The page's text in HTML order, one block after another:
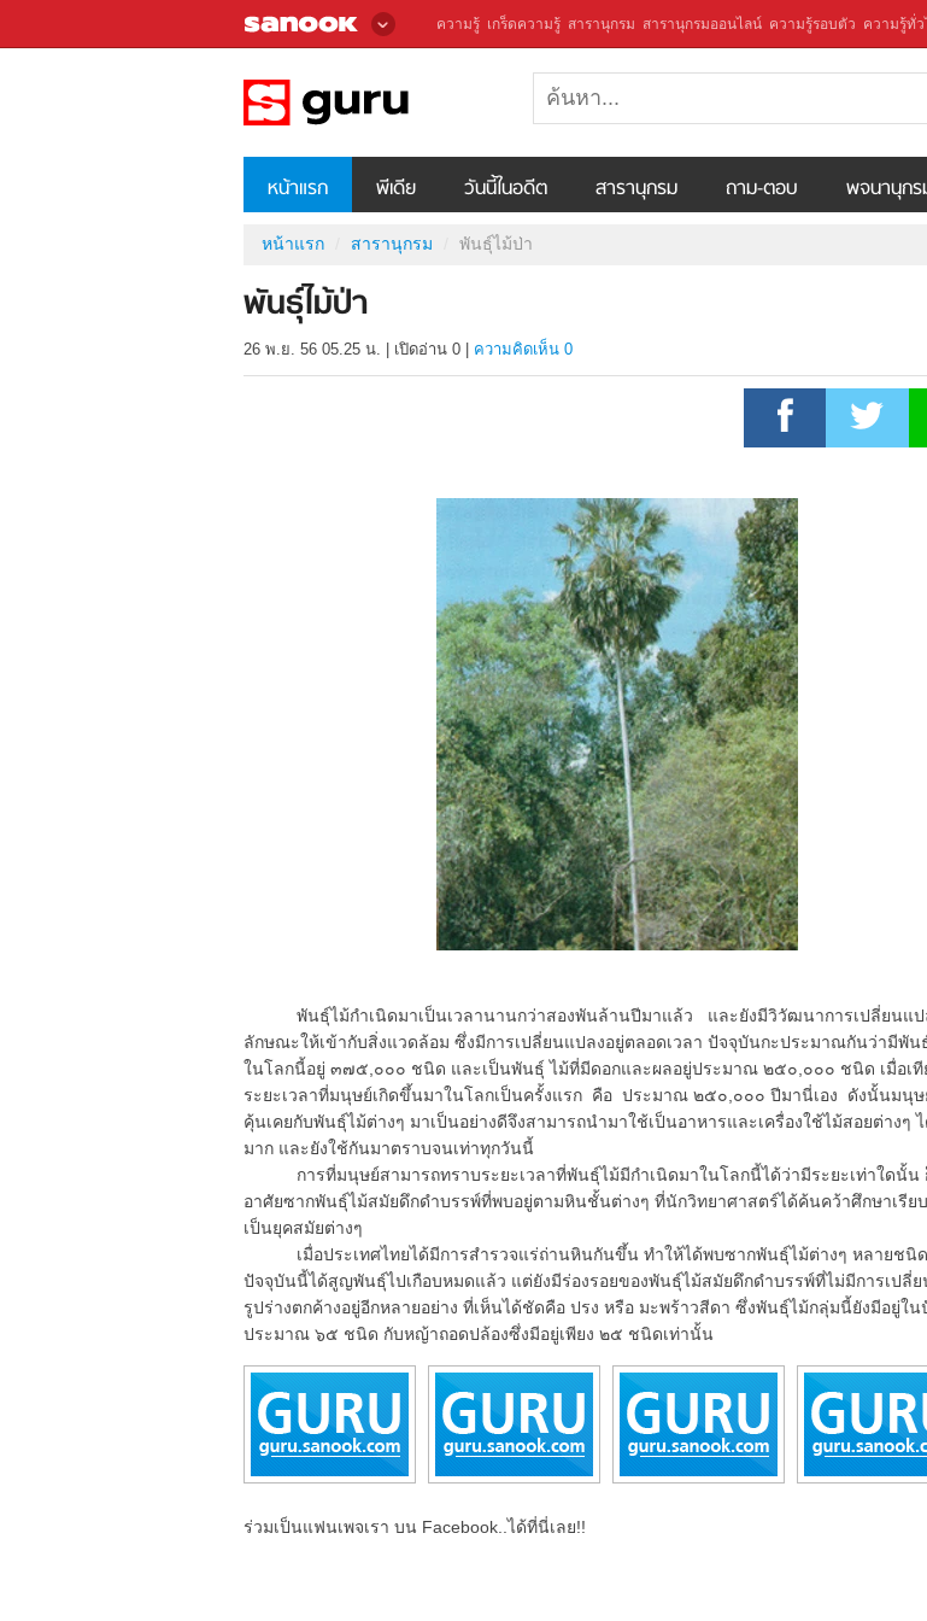
ความรู้ เกร็ดความรู้ สารานุกรม สารานุกรมออนไลน์ ความรู้รอบตัว ความรู้ทั่ว
หน้าแรก พีเดีย วันนี้ในอดีต สารานุกรม ถาม-ตอบ พจนานุก
หน้าแรก สารานุกรม พันธุ์ไม้ป่า
พันธุ์ไม้ป่า
26 พ.ย. 56 05.25 น. เปิดอ่าน 0 ความคิดเห็น 0
พันธุ์ไม้กำเนิดมาเป็นเวลานานกว่าสองพันล้านปีมาแล้ว และยังมีวิวัฒนาการเปลี่ยนแป
ลักษณะให้เข้ากับสิ่งแวดล้อม ซึ่งมีการเปลี่ยนแปลงอยู่ตลอดเวลา ปัจจุบันกะประมาณกันว่ามีพัน
ในโลกนี้อยู่ ๓๗๕,๐๐๐ ชนิด และเป็นพันธุ์ ไม้ที่มีดอกและผลอยู่ประมาณ ๒๕๐,๐๐๐ ชนิด เมื่อเที
ระยะเวลาที่มนุษย์เกิดขึ้นมาในโลกเป็นครั้งแรก คือ ประมาณ ๒๕๐,๐๐๐ ปีมานี่เอง ดังนั้นมนุษ
คุ้นเคยกับพันธุ์ไม้ต่างๆ มาเป็นอย่างดีจึงสามารถนำมาใช้เป็นอาหารและเครื่องใช้ไม้สอยต่างๆ
มาก และยังใช้กันมาตราบจนเท่าทุกวันนี้
การที่มนุษย์สามารถทราบระยะเวลาที่พันธุ์ไม้มีกำเนิดมาในโลกนี้ได้ว่ามีระยะเท่าใดนั้น
อาศัยซากพันธุ์ไม้สมัยดึกดำบรรพ์ที่พบอยู่ตามหินชั้นต่างๆ ที่นักวิทยาศาสตร์ได้ค้นคว้าศึกษาเรียบ
เป็นยุคสมัยต่างๆ
เมื่อประเทศไทยได้มีการสำรวจแร่ถ่านหินกันขึ้น ทำให้ได้พบซากพันธุ์ไม้ต่างๆ หลายชนิ
ปัจจุบันนี้ได้สูญพันธุ์ไปเกือบหมดแล้ว แต่ยังมีร่องรอยของพันธุ์ไม้สมัยดึกดำบรรพ์ที่ไม่มีการเปลี่ย
รูปร่างตกค้างอยู่อีกหลายอย่าง ที่เห็นได้ชัดคือ ปรง หรือ มะพร้าวสีดา ซึ่งพันธุ์ไม้กลุ่มนี้ยังมีอยู่ใ
ประมาณ ๖๕ ชนิด กับหญ้าถอดปล้องซึ่งมีอยู่เพียง ๒๕ ชนิดเท่านั้น
ร่วมเป็นแฟนเพจเรา บน Facebook..ได้ที่นี่เลย!!